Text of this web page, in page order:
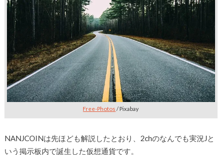
Free-Photos / Pixabay
NANJCOINは先ほども解説したとおり、2chのなんでも実況Jと
いう掲示板内で誕生した仮想通貨です。